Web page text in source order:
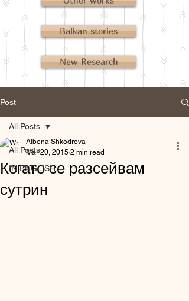
Balkan stories
New Research
Post
All Posts
IN ENGLISH
All Posts
Когато се разсейвам
сутрин
Albena Shkodrova
Mar 20, 2015 2 min read